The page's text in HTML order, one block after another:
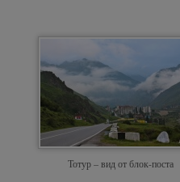
Тотур – вид от блок-поста